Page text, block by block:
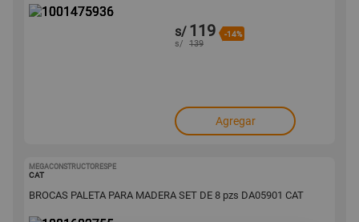
s/ 119 -14%
s/ 139
Agregar
MEGACONSTRUCTORESPE
CAT
BROCAS PALETA PARA MADERA SET DE 8 pzs DA05901 CAT